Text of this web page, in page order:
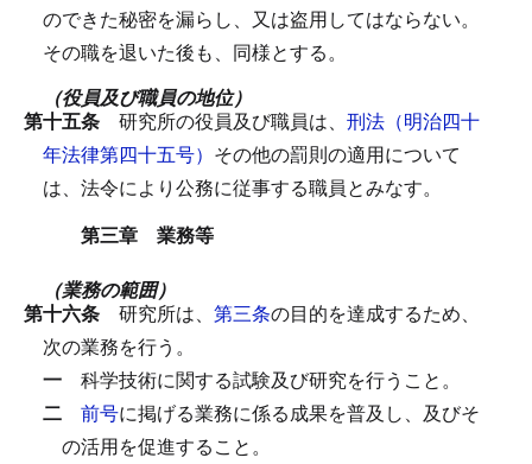
のできた秘密を漏らし、又は盗用してはならない。
その職を退いた後も、同様とする。
（役員及び職員の地位）
第十五条 研究所の役員及び職員は、 刑法（明治四十
年法律第四十五号） その他の罰則の適用について
は、法令により公務に従事する職員とみなす。
第三章 業務等
（業務の範囲）
第十六条 研究所は、 第三条の目的を達成するため、
次の業務を行う。
一 科学技術に関する試験及び研究を行うこと。
二 前号に掲げる業務に係る成果を普及し、及びそ
の活用を促進すること。